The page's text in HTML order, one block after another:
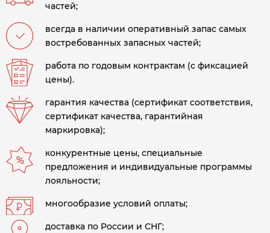
частей;
всегда в наличии оперативный запас самых
востребованных запасных частей;
работа по годовым контрактам (с фиксацией
цены).
гарантия качества (сертификат соответствия,
сертификат качества, гарантийная
маркировка);
конкурентные цены, специальные
предложения и индивидуальные программы
лояльности;
многообразие условий оплаты;
доставка по России и СНГ;